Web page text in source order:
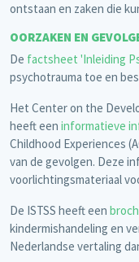
ontstaan en zaken die
OORZAKEN EN
De factsheet 'Inleiding
psychotrauma toe en
Het Center on the
heeft een informatieve
Childhood Experiences
van de gevolgen. Deze
voorlichtingsmateriaal
De ISTSS heeft een
kindermishandeling en
Nederlandse vertaling